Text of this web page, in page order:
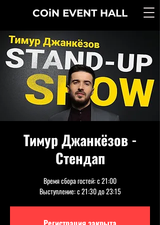
COiN EVENT HALL
Тимур Джанкёзов -
Стендап
Время сбора гостей: с 21:00
Выступление: с 21:30 до 23:15